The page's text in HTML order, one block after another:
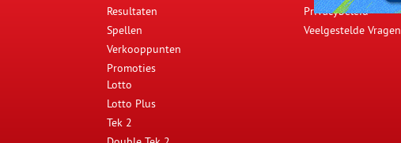
Resultaten
Spellen
Verkooppunten
Promoties
Lotto
Lotto Plus
Tek 2
Privacybeleid
Veelgestelde Vragen